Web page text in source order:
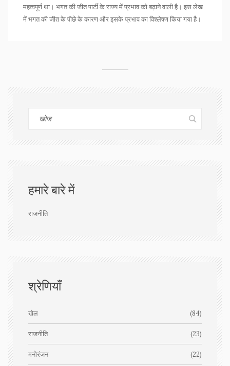
महत्वपूर्ण था। भगत की जीत पार्टी के राज्य में प्रभाव को बढ़ाने वाली है। इस लेख
में भगत की जीत के पीछे के कारण और इसके प्रभाव का विश्लेषण किया गया है।
हमारे बारे में
राजनीति
श्रेणियाँ
खेल (84)
राजनीति (23)
मनोरंजन (22)